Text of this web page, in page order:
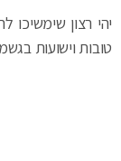
יהי רצון שימשיכו
טובות וישועות